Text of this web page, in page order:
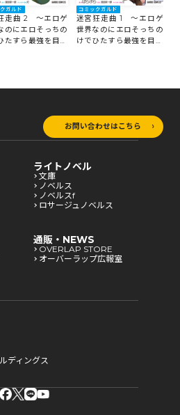
ガルド
走曲 2 ～エロゲ
のにエロそっちの
たすら最強を目指
コミックガルド
迷宮狂走曲 1 ～エロゲ
世界なのにエロそっちの
けでひたすら最強を目指
お問い合わせはこちら
ライトノベル
文庫
ノベルス
ノベルスf
ロサージュノベルス
通販・NEWS
OVERLAP STORE
オーバーラップ広報室
ディングス